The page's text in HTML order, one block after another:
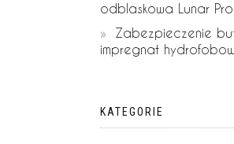
odblaskowa Lunar Pro
Zabezpieczenie
impregnat
KATEGORIE